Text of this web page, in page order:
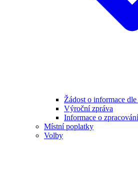
Žádost o informace
Výroční zpráva
Informace o
Místní poplatky
Volby